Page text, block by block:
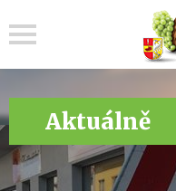
Aktuálně